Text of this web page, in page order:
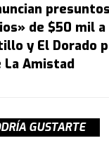
de $50 mil
y El Dorado
Amistad
GUSTARTE